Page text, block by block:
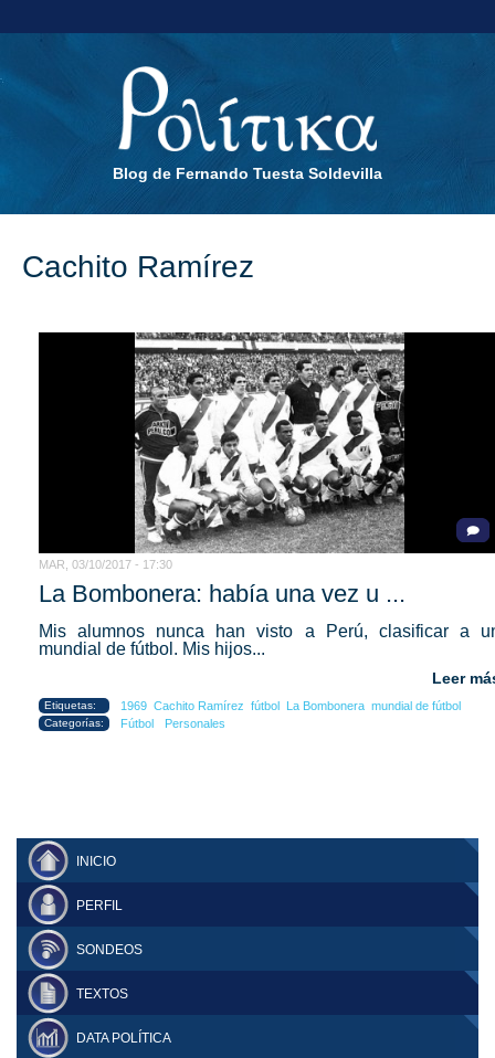
Blog de Fernando Tuesta Soldevilla
Cachito Ramírez
MAR, 03/10/2017 - 17:30
La Bombonera: había una vez u ...
Mis alumnos nunca han visto a Perú, clasificar a
mundial de fútbol. Mis hijos...
Leer
Etiquetas: 1969 Cachito Ramírez fútbol La Bombonera mundial de fútbol
Categorías: Fútbol Personales
INICIO
PERFIL
SONDEOS
TEXTOS
DATA POLÍTICA